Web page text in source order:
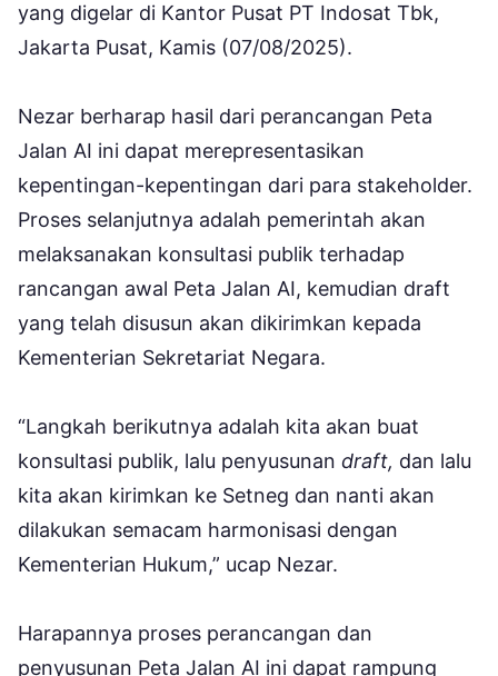
yang digelar di Kantor Pusat PT Indosat Tbk,
Jakarta Pusat, Kamis (07/08/2025).
Nezar berharap hasil dari perancangan Peta
Jalan AI ini dapat merepresentasikan
kepentingan-kepentingan dari para stakeholder.
Proses selanjutnya adalah pemerintah akan
melaksanakan konsultasi publik terhadap
rancangan awal Peta Jalan AI, kemudian draft
yang telah disusun akan dikirimkan kepada
Kementerian Sekretariat Negara.
“Langkah berikutnya adalah kita akan buat
konsultasi publik, lalu penyusunan draft, dan lalu
kita akan kirimkan ke Setneg dan nanti akan
dilakukan semacam harmonisasi dengan
Kementerian Hukum,” ucap Nezar.
Harapannya proses perancangan dan
penyusunan Peta Jalan AI ini dapat rampung